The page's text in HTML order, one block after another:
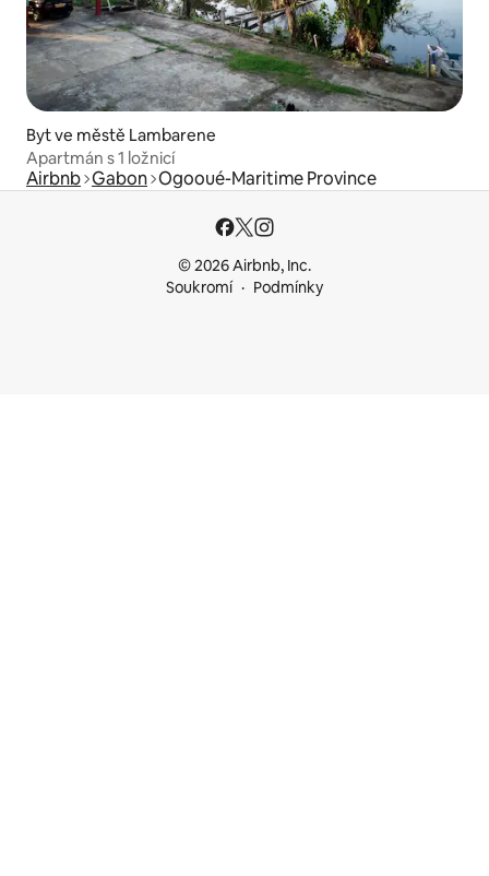
Byt ve městě Lambarene
Apartmán s 1 ložnicí
Airbnb Gabon Ogooué-Maritime Province
© 2026 Airbnb, Inc.
Soukromí
Podmínky